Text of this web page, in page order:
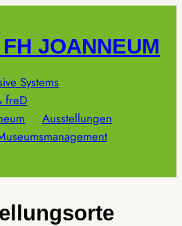
JOANNEUM
Systems
freD
Ausstellungen